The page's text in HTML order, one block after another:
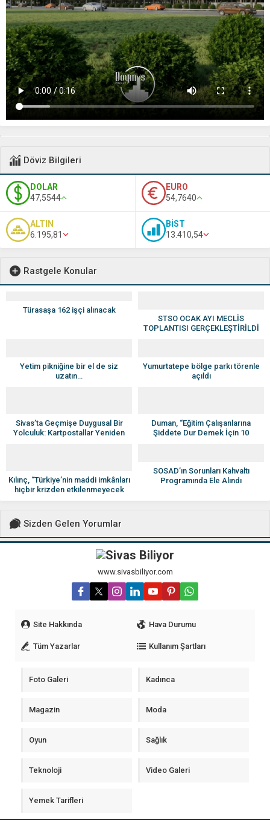
Döviz Bilgileri
DOLAR
47,5544
EURO
54,7640
ALTIN
6.195,81
BİST
13.410,54
Rastgele Konular
Türasaşa 162 işçi alınacak
STSO OCAK AYI MECLİS
TOPLANTISI GERÇEKLEŞTİRİLDİ
Yetim pikniğine bir el de siz
uzatın…
Yumurtatepe bölge parkı törenle
açıldı
Sivas’ta Geçmişe Duygusal Bir
Yolculuk: Kartpostallar Yeniden
Duman, “Eğitim Çalışanlarına
Şiddete Dur Demek İçin 10
Kılınç, “Türkiye’nin maddi imkânları
hiçbir krizden etkilenmeyecek
kadar güçlü”
SOSAD’ın Sorunları Kahvaltı
Programında Ele Alındı
Sizden Gelen Yorumlar
www.sivasbiliyor.com
Site Hakkında Hava Durumu
Tüm Yazarlar Kullanım Şartları
Foto Galeri Kadınca
Magazin Moda
Oyun Sağlık
Teknoloji Video Galeri
Yemek Tarifleri